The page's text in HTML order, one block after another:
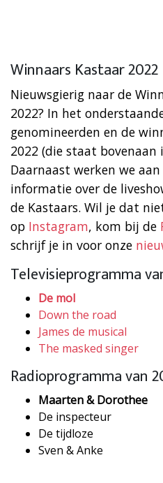
Winnaars Kastaar 2022
Nieuwsgierig naar de
2022? In het
genomineerden en de
2022 (die staat
Daarnaast werken we
informatie over de
de Kastaars. Wil je dat
op Instagram, kom bij de
schrijf je in voor onze
Televisieprogramma
De mol
Down the road
James de musical
The masked singer
Radioprogramma van
Maarten & Dorothee
De inspecteur
De tijdloze
Sven & Anke